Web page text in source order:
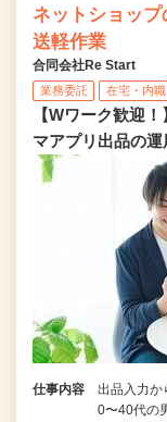
ネットショッ
送軽作業
合同会社Re Start
業務委託 在宅・内職
【Wワーク歓迎
マアプリ出品の
仕事内容
出品入力
0〜40代の